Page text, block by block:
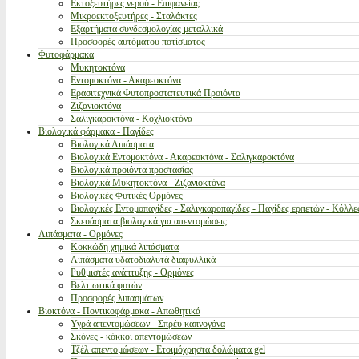
Εκτοξευτήρες νερού - Επιφανείας
Μικροεκτοξευτήρες - Σταλάκτες
Εξαρτήματα συνδεσμολογίας μεταλλικά
Προσφορές αυτόματου ποτίσματος
Φυτοφάρμακα
Μυκητοκτόνα
Εντομοκτόνα - Ακαρεοκτόνα
Ερασιτεχνικά Φυτοπροστατευτικά Προιόντα
Ζιζανιοκτόνα
Σαλιγκαροκτόνα - Κοχλιοκτόνα
Βιολογικά φάρμακα - Παγίδες
Βιολογικά Λιπάσματα
Βιολογικά Εντομοκτόνα - Ακαρεοκτόνα - Σαλιγκαροκτόνα
Βιολογικά προιόντα προστασίας
Βιολογικά Μυκητοκτόνα - Ζιζανιοκτόνα
Βιολογικές Φυτικές Ορμόνες
Βιολογικές Εντομοπαγίδες - Σαλιγκαροπαγίδες - Παγίδες ερπετών -
Σκευάσματα βιολογικά για απεντομώσεις
Λιπάσματα - Ορμόνες
Κοκκώδη χημικά λιπάσματα
Λιπάσματα υδατοδιαλυτά διαφυλλικά
Ρυθμιστές ανάπτυξης - Ορμόνες
Βελτιωτικά φυτών
Προσφορές λιπασμάτων
Βιοκτόνα - Ποντικοφάρμακα - Απωθητικά
Υγρά απεντομώσεων - Σπρέυ καπνογόνα
Σκόνες - κόκκοι απεντομώσεων
Τζέλ απεντομώσεων - Ετοιμόχρηστα δολώματα gel